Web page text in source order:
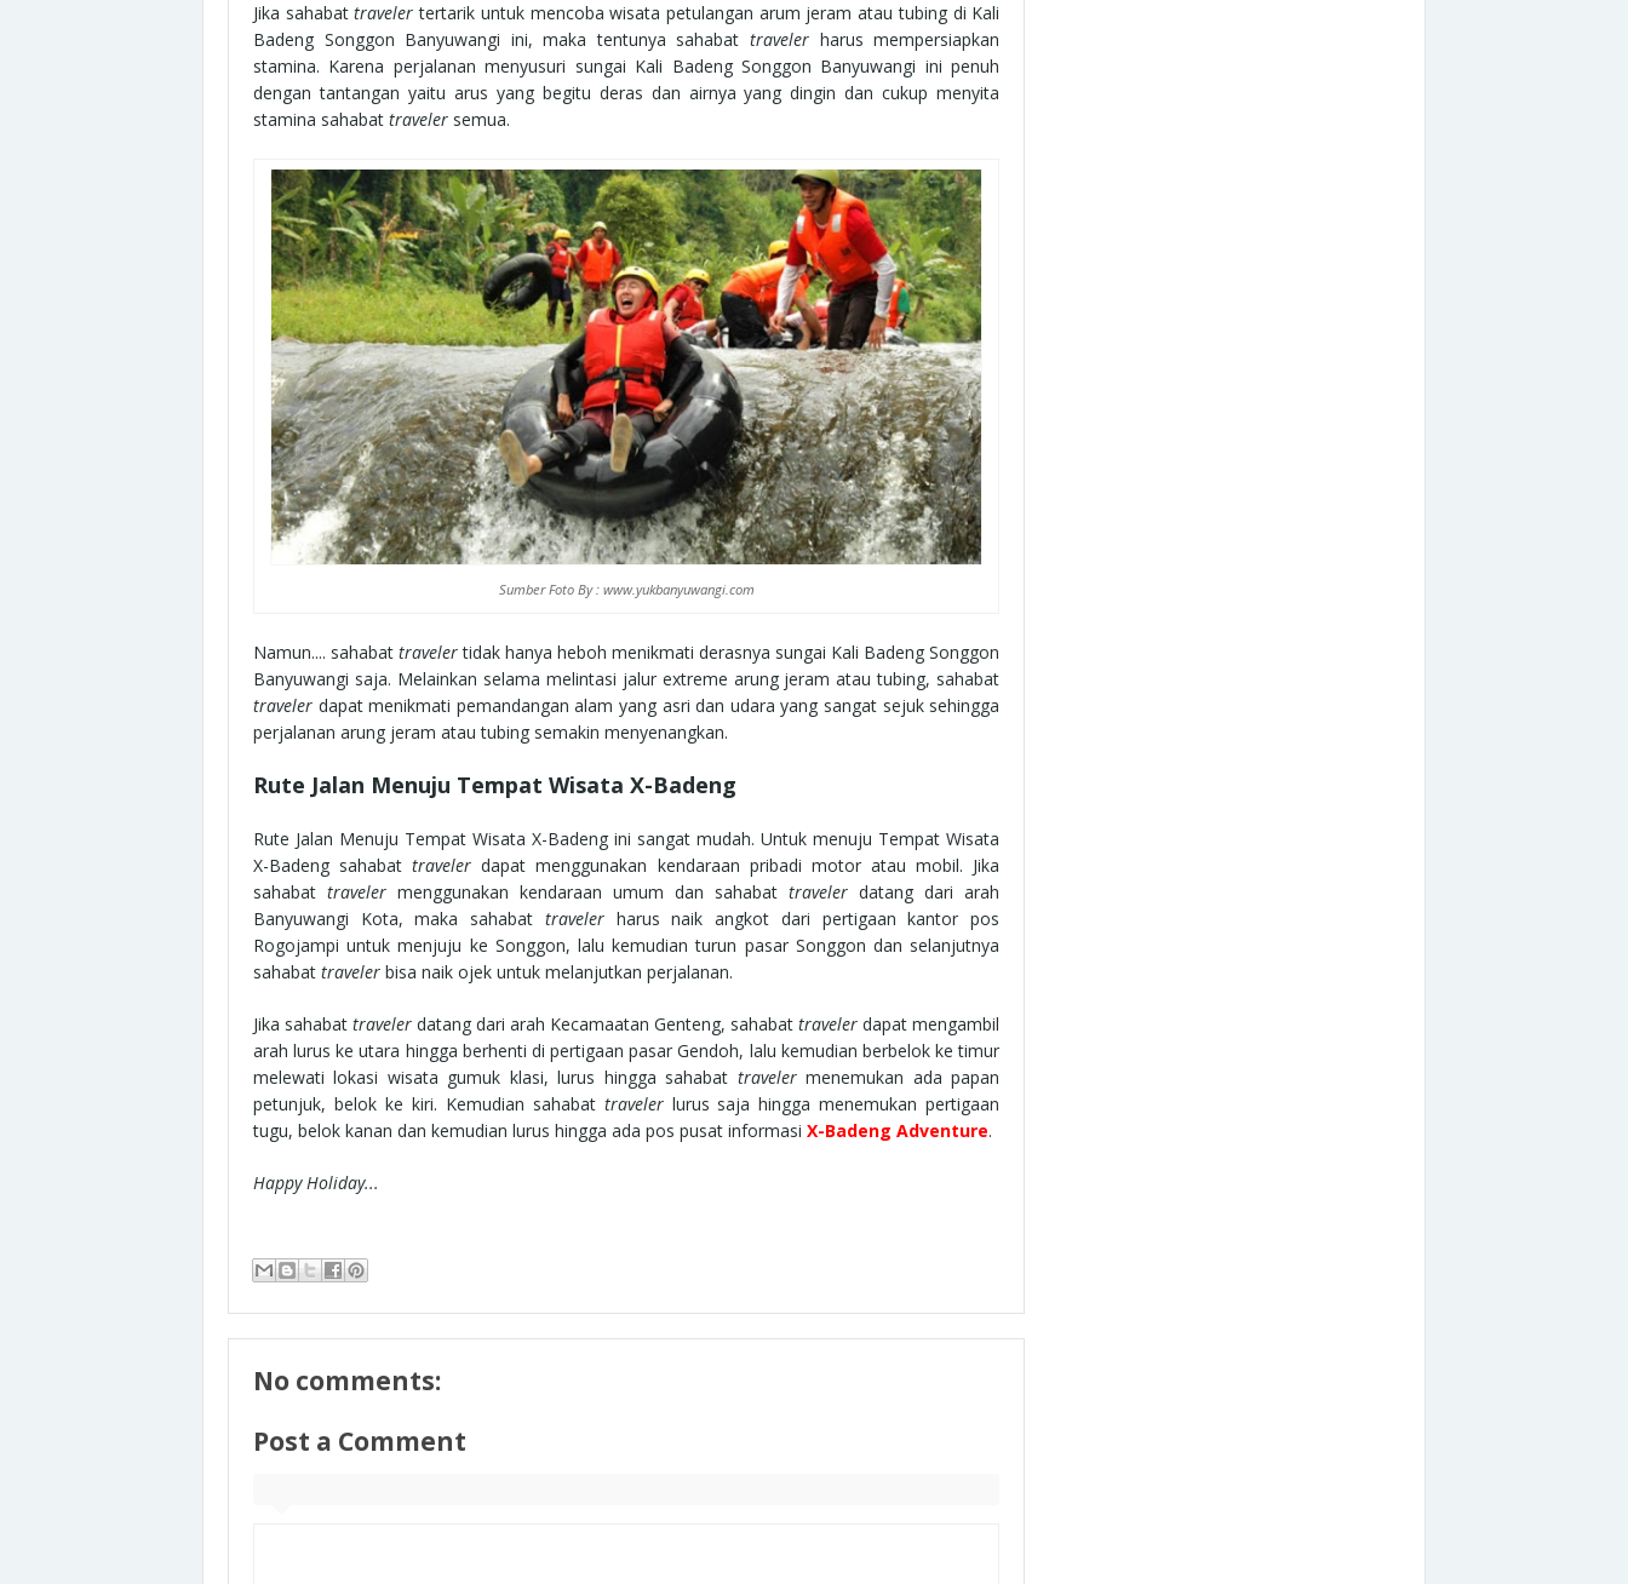
Jika sahabattraveler tertarik untuk mencoba wisata petulangan arum jeram atau tubing di Kali
Badeng Songgon Banyuwangi ini, maka tentunya sahabattraveler harus mempersiapkan
stamina. Karena perjalanan menyusuri sungai Kali Badeng Songgon Banyuwangi ini penuh
dengan tantangan yaitu arus yang begitu deras dan airnya yang dingin dan cukup menyita
stamina sahabat traveler semua.
Sumber Foto By : www.yukbanyuwangi.com
Namun.... sahabattravelertidak hanya heboh menikmati derasnya sungai Kali Badeng Songgon
Banyuwangi saja. Melainkan selama melintasi jalur extreme arung jeram atau tubing, sahabat
traveler dapat menikmati pemandangan alam yang asri dan udara yang sangat sejuk sehingga
perjalanan arung jeram atau tubing semakin menyenangkan.
Rute Jalan Menuju Tempat Wisata X-Badeng
Rute Jalan Menuju Tempat Wisata X-Badeng ini sangat mudah. Untuk menuju Tempat Wisata
X-Badeng sahabattraveler dapat menggunakan kendaraan pribadi motor atau mobil. Jika
sahabattraveler menggunakan kendaraan umum dan sahabattraveler datang dari arah
Banyuwangi Kota, maka sahabat traveler harus naik angkot dari pertigaan kantor pos
Rogojampi untuk menjuju ke Songgon, lalu kemudian turun pasar Songgon dan selanjutnya
sahabat traveler bisa naik ojek untuk melanjutkan perjalanan.
Jika sahabattraveler datang dari arah Kecamaatan Genteng, sahabattraveler dapat mengambil
arah lurus ke utara hingga berhenti di pertigaan pasar Gendoh, lalu kemudian berbelok ke timur
melewati lokasi wisata gumuk klasi, lurus hingga sahabat travelermenemukan ada papan
petunjuk, belok ke kiri. Kemudian sahabat travelerlurus saja hingga menemukan pertigaan
tugu, belok kanan dan kemudian lurus hingga ada pos pusat informasi X-Badeng Adventure.
Happy Holiday...
No comments:
Post a Comment